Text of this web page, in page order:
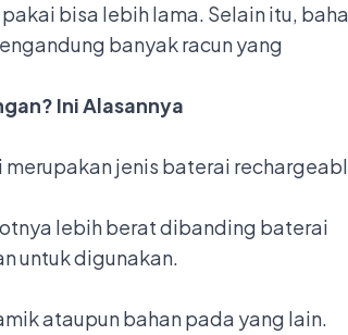
bisa lebih lama. Selain itu,
banyak racun yang
Ini Alasannya
jenis baterai
lebih berat dibanding baterai
untuk digunakan.
ataupun bahan pada yang lain.